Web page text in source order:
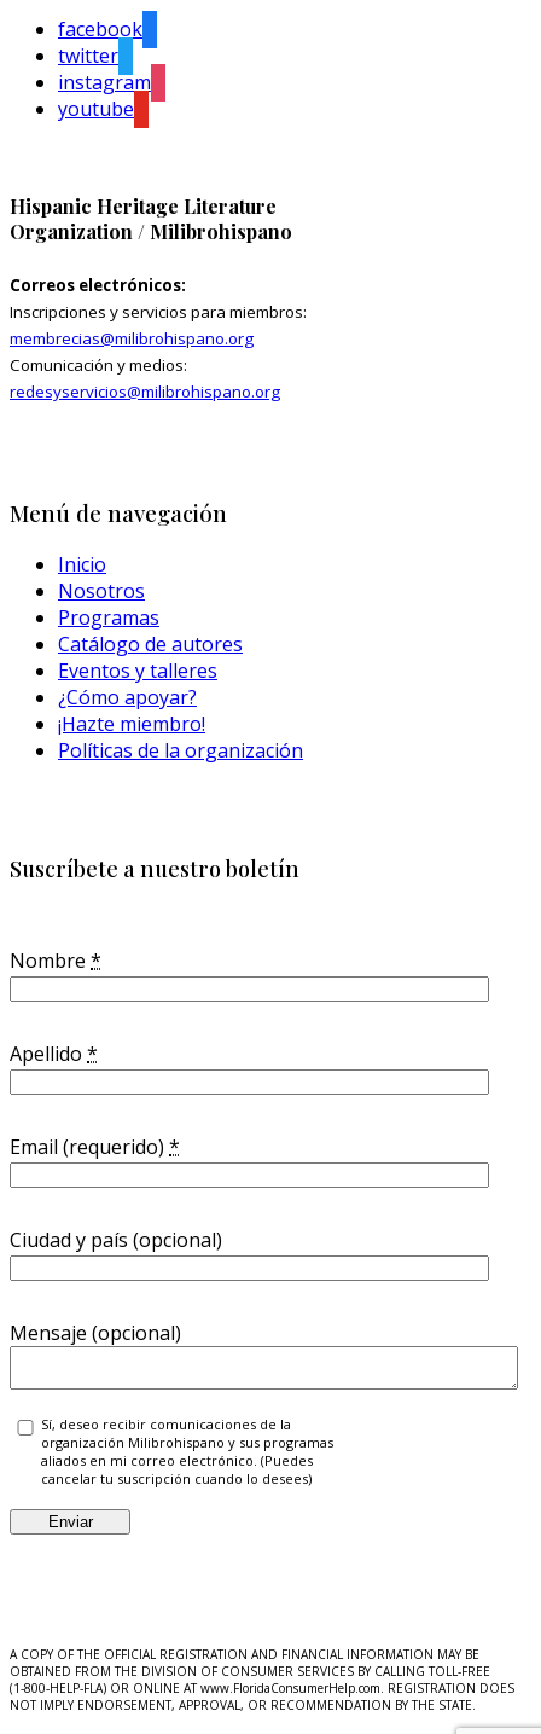
facebook
twitter
instagram
youtube
Hispanic Heritage Literature
Organization / Milibrohispano
Correos electrónicos:
Inscripciones y servicios para miembros:
membrecias@milibrohispano.org
Comunicación y medios:
redesyservicios@milibrohispano.org
Menú de navegación
Inicio
Nosotros
Programas
Catálogo de autores
Eventos y talleres
¿Cómo apoyar?
¡Hazte miembro!
Políticas de la organización
Suscríbete a nuestro boletín
Nombre *
Apellido *
Email (requerido) *
Ciudad y país (opcional)
Mensaje (opcional)
Sí, deseo recibir comunicaciones de la
organización Milibrohispano y sus programas
aliados en mi correo electrónico. (Puedes
cancelar tu suscripción cuando lo desees)
Please
leave
this
A COPY OF THE OFFICIAL REGISTRATION AND FINANCIAL INFORMATION MAY BE
OBTAINED FROM THE DIVISION OF CONSUMER SERVICES BY CALLING TOLL-FREE
(1‑800‑HELP‑FLA) OR ONLINE AT www.FloridaConsumerHelp.com. REGISTRATION DOES
NOT IMPLY ENDORSEMENT, APPROVAL, OR RECOMMENDATION BY THE STATE.